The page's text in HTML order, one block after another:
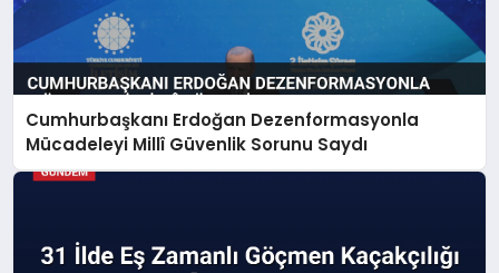
Cumhurbaşkanı Erdoğan Dezenformasyonla
Mücadeleyi Millî Güvenlik Sorunu Saydı